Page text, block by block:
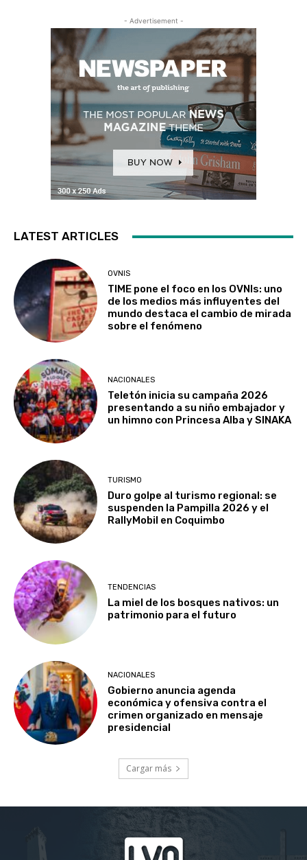
- Advertisement -
LATEST ARTICLES
OVNIS
TIME pone el foco en los OVNIs: uno
de los medios más influyentes del
mundo destaca el cambio de mirada
sobre el fenómeno
NACIONALES
Teletón inicia su campaña 2026
presentando a su niño embajador y
un himno con Princesa Alba y SINAKA
TURISMO
Duro golpe al turismo regional: se
suspenden la Pampilla 2026 y el
RallyMobil en Coquimbo
TENDENCIAS
La miel de los bosques nativos: un
patrimonio para el futuro
NACIONALES
Gobierno anuncia agenda
económica y ofensiva contra el
crimen organizado en mensaje
presidencial
Cargar más